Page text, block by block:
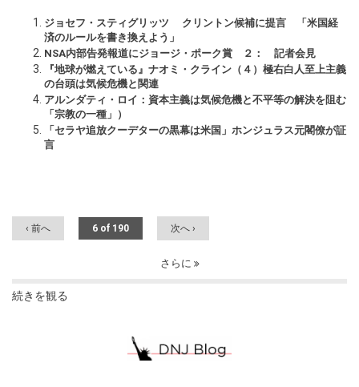
ジョセフ・スティグリッツ クリントン候補に提言 「米国経
済のルールを書き換えよう」
NSA内部告発報道にジョージ・ポーク賞 ２： 記者会見
『地球が燃えている』ナオミ・クライン（４）極右白人至上主義
の台頭は気候危機と関連
アルンダティ・ロイ：資本主義は気候危機と不平等の解決を阻む
「宗教の一種」）
「セラヤ追放クーデターの黒幕は米国」ホンジュラス元閣僚が証
言
‹ 前へ 6 of 190 次へ ›
さらに
続きを観る